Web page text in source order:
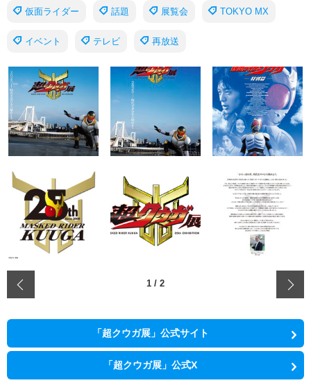
仮面ライダー 話題 展覧会 TOKYO MX
イベント テレビ 再放送
1 / 2
「超クウガ展」公式サイト
「超クウガ展」公式X